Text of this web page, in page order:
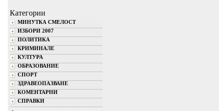
Категории
МИНУТКА СМЕЛОСТ
ИЗБОРИ 2007
ПОЛИТИКА
КРИМИНАЛЕ
КУЛТУРА
ОБРАЗОВАНИЕ
СПОРТ
ЗДРАВЕОПАЗВАНЕ
КОМЕНТАРНИ
СПРАВКИ